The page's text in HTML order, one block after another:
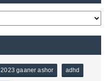
2023 gaaner ashor adhd